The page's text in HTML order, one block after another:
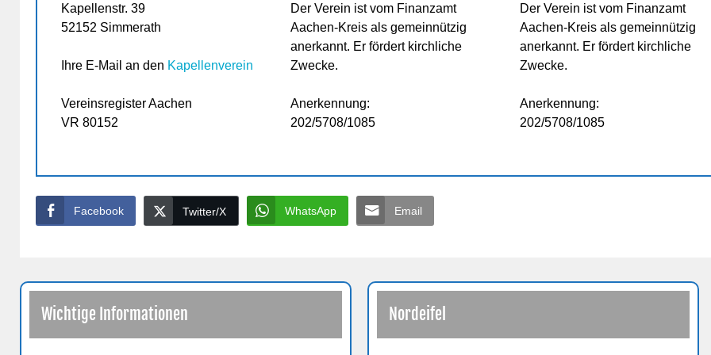
Kapellenstr. 39
52152 Simmerath
Ihre E-Mail an den Kapellenverein
Vereinsregister Aachen
VR 80152
Der Verein ist vom Finanzamt
Aachen-Kreis als gemeinnützig
anerkannt. Er fördert kirchliche
Zwecke.
Anerkennung:
202/5708/1085
Der Verein ist vom Finanzamt
Aachen-Kreis als gemeinnützig
anerkannt. Er fördert kirchliche
Zwecke.
Anerkennung:
202/5708/1085
Facebook Twitter/X WhatsApp Email
Wichtige Informationen Nordeifel